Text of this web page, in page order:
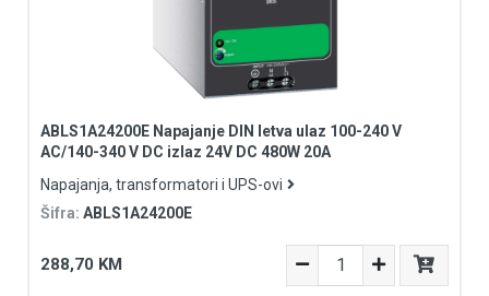
ABLS1A24200E Napajanje DIN letva ulaz 100-240 V
AC/140-340 V DC izlaz 24V DC 480W 20A
Napajanja, transformatori i UPS-ovi
Šifra: ABLS1A24200E
288,70 KM